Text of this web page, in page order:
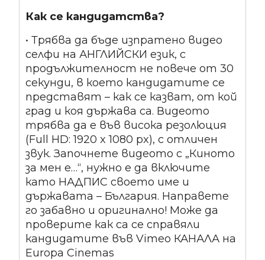
Как се кандидатства?
• Трябва да бъде изпратено видео
селфи на АНГЛИЙСКИ език, с
продължителност не повече от 30
секунди, в което кандидатите се
представят – как се казват, от кой
град и коя държава са. Видеото
трябва да е във висока резолюция
(Full HD: 1920 x 1080 px), с отличен
звук. Започнете видеото с „Киното
за мен е…“, нужно е да включите
като НАДПИС своето име и
държавата – България. Направете
го забавно и оригинално! Може да
проверите как са се справяли
кандидатите във Vimeo КАНАЛА на
Europa Cinemas